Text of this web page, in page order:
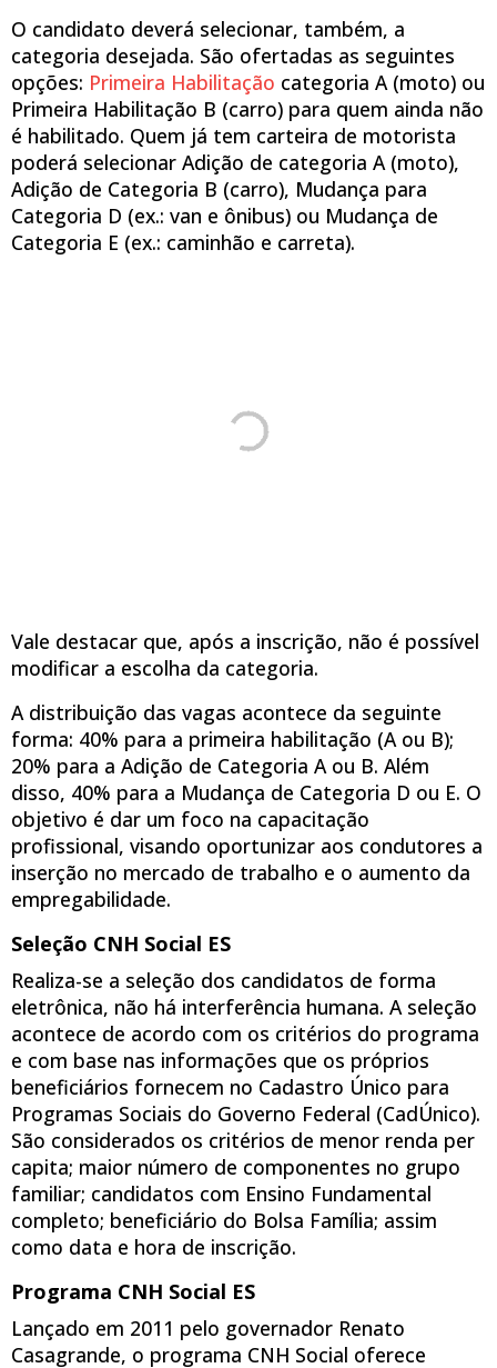
O candidato deverá selecionar, também, a
categoria desejada. São ofertadas as seguintes
opções: Primeira Habilitação categoria A (moto) ou
Primeira Habilitação B (carro) para quem ainda não
é habilitado. Quem já tem carteira de motorista
poderá selecionar Adição de categoria A (moto),
Adição de Categoria B (carro), Mudança para
Categoria D (ex.: van e ônibus) ou Mudança de
Categoria E (ex.: caminhão e carreta).
Vale destacar que, após a inscrição, não é possível
modificar a escolha da categoria.
A distribuição das vagas acontece da seguinte
forma: 40% para a primeira habilitação (A ou B);
20% para a Adição de Categoria A ou B. Além
disso, 40% para a Mudança de Categoria D ou E. O
objetivo é dar um foco na capacitação
profissional, visando oportunizar aos condutores a
inserção no mercado de trabalho e o aumento da
empregabilidade.
Seleção CNH Social ES
Realiza-se a seleção dos candidatos de forma
eletrônica, não há interferência humana. A seleção
acontece de acordo com os critérios do programa
e com base nas informações que os próprios
beneficiários fornecem no Cadastro Único para
Programas Sociais do Governo Federal (CadÚnico).
São considerados os critérios de menor renda per
capita; maior número de componentes no grupo
familiar; candidatos com Ensino Fundamental
completo; beneficiário do Bolsa Família; assim
como data e hora de inscrição.
Programa CNH Social ES
Lançado em 2011 pelo governador Renato
Casagrande, o programa CNH Social oferece